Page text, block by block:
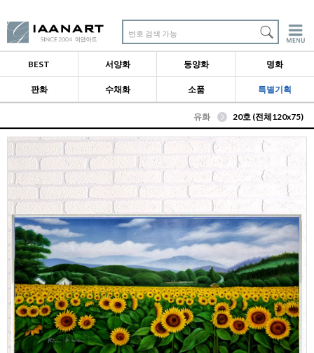
번호 검색 가능
BEST 서양화 동양화 명화
판화 수채화 소품 특별기획
유화 20호 (전체120x75)